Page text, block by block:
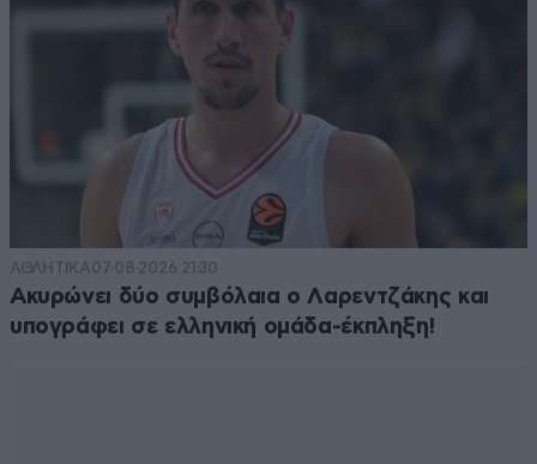
ΑΘΛΗΤΙΚΑ07·08·2026 21:30
Ακυρώνει δύο συμβόλαια ο Λαρεντζάκης και
υπογράφει σε ελληνική ομάδα-έκπληξη!